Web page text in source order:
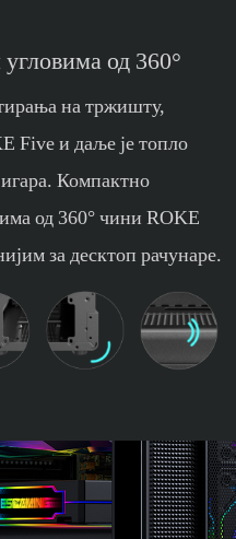
од 360°
на тржишту,
Five и даље је топло
Компактно
од 360° чини ROKE
за десктоп рачунаре.